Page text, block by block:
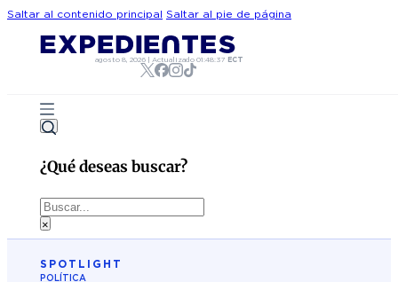
Saltar al contenido principal Saltar al pie de página
agosto 8, 2026| Actualizado 01:48:37 ECT
¿Qué deseas buscar?
Buscar
×
SPOTLIGHT
POLÍTICA